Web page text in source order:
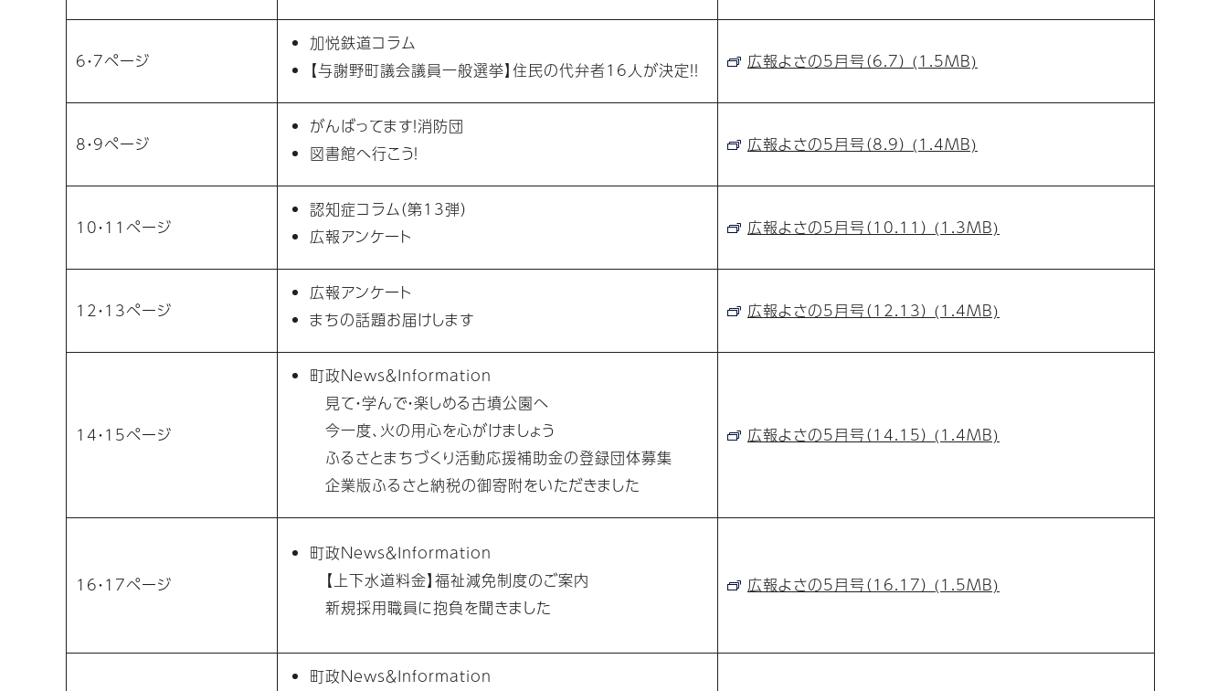
6・7ページ
加悦鉄道コラム
【与謝野町議会議員一般選挙】住民の代弁者16人が決定！！
広報よさの5月号（6.7） (1.5MB)
8・9ページ
がんばってます！消防団
図書館へ行こう！
広報よさの5月号（8.9） (1.4MB)
10・11ページ
認知症コラム（第13弾）
広報アンケート
広報よさの5月号（10.11） (1.3MB)
12・13ページ
広報アンケート
まちの話題お届けします
広報よさの5月号（12.13） (1.4MB)
14・15ページ
町政News＆Information
見て・学んで・楽しめる古墳公園へ
今一度、火の用心を心がけましょう
ふるさとまちづくり活動応援補助金の登録団体募集
企業版ふるさと納税の御寄附をいただきました
広報よさの5月号（14.15） (1.4MB)
16・17ページ
町政News＆Information
【上下水道料金】福祉減免制度のご案内
新規採用職員に抱負を聞きました
広報よさの5月号（16.17） (1.5MB)
町政News＆Information